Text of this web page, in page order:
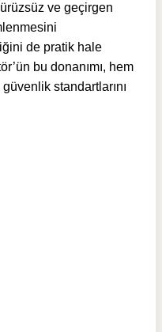
ve geçirgen
de pratik hale
bu donanımı, hem
standartlarını